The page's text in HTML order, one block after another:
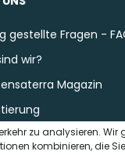
gestellte Fragen -
wir?
Magazin
zu analysieren.
kombinieren, die